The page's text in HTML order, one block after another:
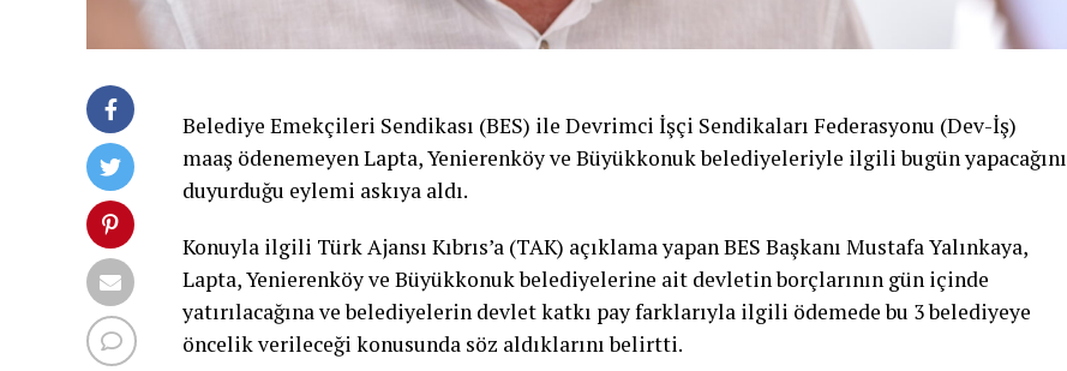
Belediye Emekçileri Sendikası (BES) ile Devrimci İşçi Sendikaları Federasyonu (Dev-İş)
maaş ödenemeyen Lapta, Yenierenköy ve Büyükkonuk belediyeleriyle ilgili bugün yapacağını
duyurduğu eylemi askıya aldı.
Konuyla ilgili Türk Ajansı Kıbrıs’a (TAK) açıklama yapan BES Başkanı Mustafa Yalınkaya,
Lapta, Yenierenköy ve Büyükkonuk belediyelerine ait devletin borçlarının gün içinde
yatırılacağına ve belediyelerin devlet katkı pay farklarıyla ilgili ödemede bu 3 belediyeye
öncelik verileceği konusunda söz aldıklarını belirtti.